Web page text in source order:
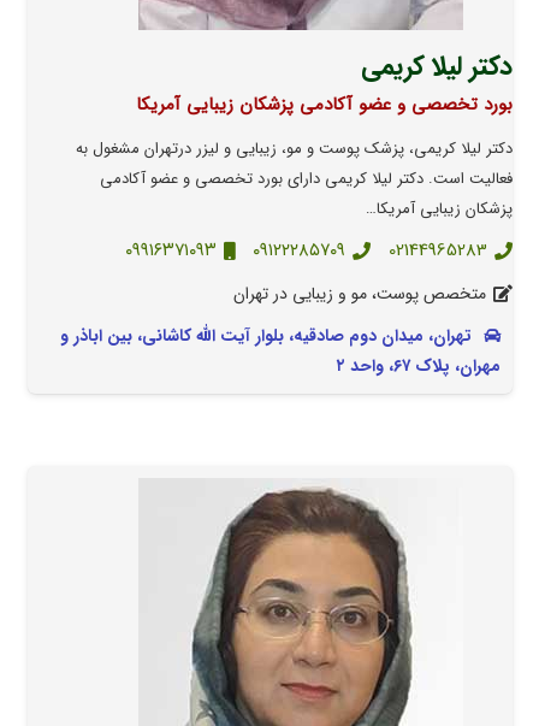
دکتر لیلا کریمی
بورد تخصصی و عضو آکادمی پزشکان زیبایی آمریکا
دکتر لیلا کریمی، پزشک پوست و مو، زیبایی و لیزر درتهران مشغول به
فعالیت است. دکتر لیلا کریمی دارای بورد تخصصی و عضو آکادمی
پزشکان زیبایی آمریکا…
02144965283 ۰۹۱۲۲۲۸۵۷۰۹ ۰۹۹۱۶۳۷۱۰۹۳
متخصص پوست، مو و زیبایی در تهران
تهران، میدان دوم صادقیه، بلوار آیت الله کاشانی، بین اباذر و
مهران، پلاک ۶۷، واحد ۲